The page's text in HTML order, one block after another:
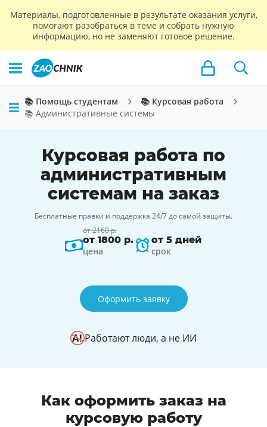
Материалы, подготовленные в результате оказания услуги,
помогают разобраться в теме и собрать нужную
информацию, но не заменяют готовое решение.
📚 Помощь студентам
📚 Курсовая работа
📚 Административные системы
Курсовая работа по
административным
системам на заказ
Бесплатные правки и поддержка 24/7 до самой защиты.
от 2160 р.
от 1800 р.
цена
от 5 дней
срок
Оформить заявку
Работают люди, а не ИИ
Как оформить заказ на
курсовую работу